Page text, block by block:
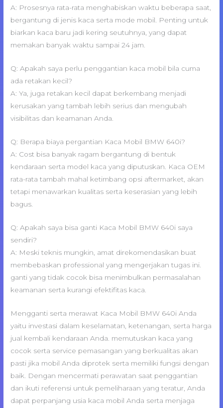
A: Prosesnya rata-rata menghabiskan waktu beberapa saat,
bergantung di jenis kaca serta mode mobil. Penting untuk
biarkan kaca baru jadi kering seutuhnya, yang dapat
memakan banyak waktu sampai 24 jam.
Q: Apakah saya perlu penggantian kaca mobil bila cuma
ada retakan kecil?
A: Ya, juga retakan kecil dapat berkembang menjadi
kerusakan yang tambah lebih serius dan mengubah
visibilitas dan keamanan Anda.
Q: Berapa biaya pergantian Kaca Mobil BMW 640i?
A: Cost bisa banyak ragam bergantung di bentuk
kendaraan serta model kaca yang diputuskan. Kaca OEM
rata-rata tambah mahal ketimbang opsi aftermarket, akan
tetapi menawarkan kualitas serta keserasian yang lebih
bagus.
Q: Apakah saya bisa ganti Kaca Mobil BMW 640i saya
sendiri?
A: Meski teknis mungkin, amat direkomendasikan buat
membebaskan professional yang mengerjakan tugas ini.
ganti yang tidak cocok bisa menimbulkan permasalahan
keamanan serta kurangi efektifitas kaca.
Mengganti serta merawat Kaca Mobil BMW 640i Anda
yaitu investasi dalam keselamatan, ketenangan, serta harga
jual kembali kendaraan Anda. memutuskan kaca yang
cocok serta service pemasangan yang berkualitas akan
pasti jika mobil Anda diprotek serta memiliki fungsi dengan
baik. Dengan mencermati perawatan saat penggantian
dan ikuti referensi untuk pemeliharaan yang teratur, Anda
dapat perpanjang usia kaca mobil Anda serta menjaga